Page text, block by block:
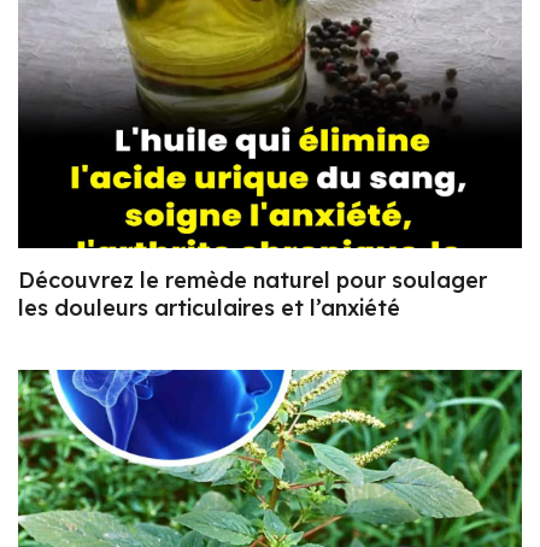
Découvrez le remède naturel pour soulager
les douleurs articulaires et l’anxiété